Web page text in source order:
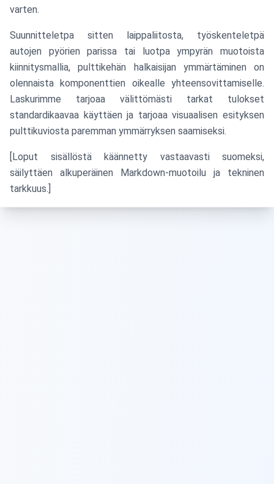
varten.
Suunnitteletpa sitten laippaliitosta, työskenteletpä
autojen pyörien parissa tai luotpa ympyrän muotoista
kiinnitysmallia, pulttikehän halkaisijan ymmärtäminen on
olennaista komponenttien oikealle yhteensovittamiselle.
Laskurimme tarjoaa välittömästi tarkat tulokset
standardikaavaa käyttäen ja tarjoaa visuaalisen esityksen
pulttikuviosta paremman ymmärryksen saamiseksi.
[Loput sisällöstä käännetty vastaavasti suomeksi,
säilyttäen alkuperäinen Markdown-muotoilu ja tekninen
tarkkuus.]